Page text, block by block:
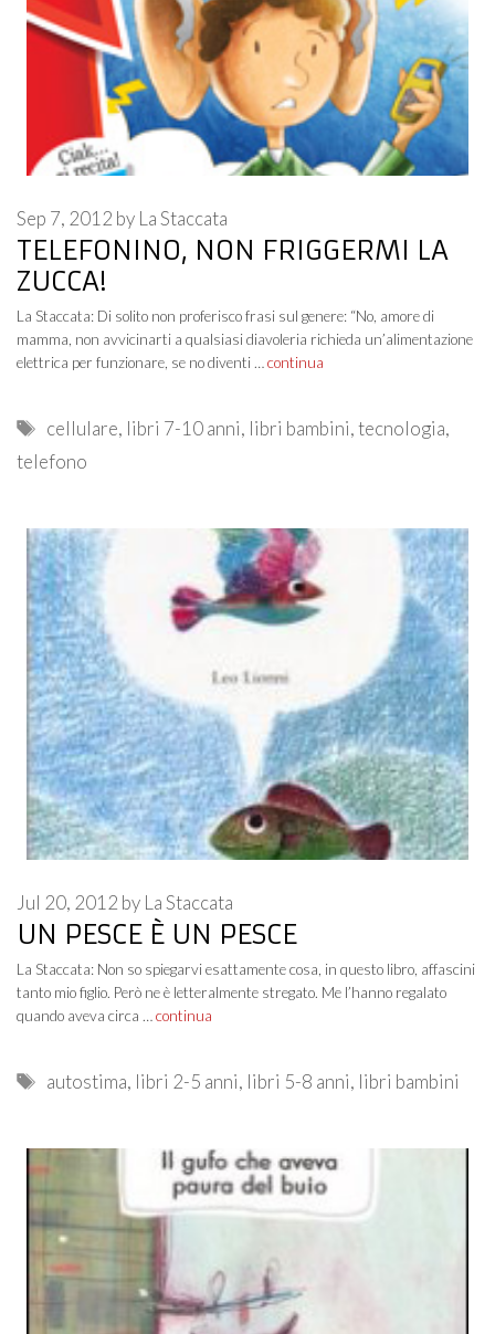
TELEFONINO, NON FRIGGERMI LA
ZUCCA!
Sep 7, 2012 by La Staccata
La Staccata: Di solito non proferisco frasi sul genere: “No, amore di
mamma, non avvicinarti a qualsiasi diavoleria richieda un’alimentazione
elettrica per funzionare, se no diventi … continua
Tags
cellulare, libri 7-10 anni, libri bambini,tecnologia,
telefono
UN PESCE È UN PESCE
Jul 20, 2012 by La Staccata
La Staccata: Non so spiegarvi esattamente cosa, in questo libro, affascini
tanto mio figlio. Però ne è letteralmente stregato. Me l’hanno regalato
quando aveva circa … continua
Tags
autostima, libri 2-5 anni, libri 5-8 anni, libri bambini